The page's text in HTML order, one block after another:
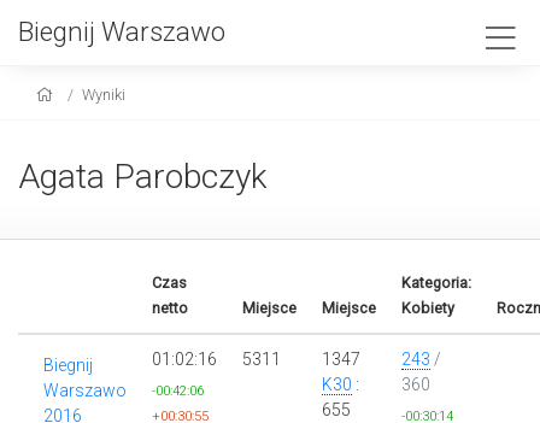
Biegnij Warszawo
Wyniki
Agata Parobczyk
Czas
netto
Miejsce Miejsce
Kategoria:
Kobiety
Biegnij
Warszawo
2016
01:02:16
-00:42:06
+00:30:55
5311
1347
K30 :
655
243 /
360
-00:30:14